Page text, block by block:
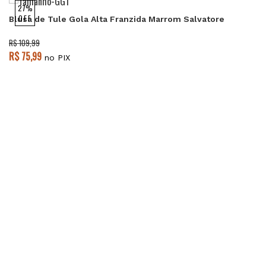
27%
OFF
Blusa de Tule Gola Alta Franzida Marrom Salvatore
R$ 109,99
R$ 75,99 no PIX